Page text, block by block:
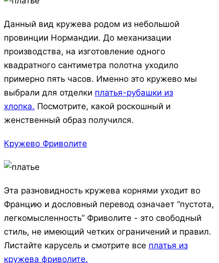
Данный вид кружева родом из небольшой
провинции Нормандии. До механизации
производства, на изготовление одного
квадратного сантиметра полотна уходило
примерно пять часов. Именно это кружево мы
выбрали для отделки платья-рубашки из
хлопка. Посмотрите, какой роскошный и
женственный образ получился.
Кружево Фриволите
Эта разновидность кружева корнями уходит во
Францию и дословный перевод означает “пустота,
легкомысленность” Фриволите - это свободный
стиль, не имеющий четких ограничений и правил.
Листайте карусель и смотрите все платья из
кружева фриволите.